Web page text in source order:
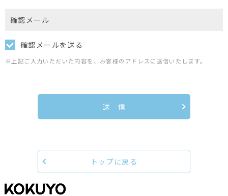
確認メール
確認メールを送る
※上記ご入力いただいた内容を、お客様のアドレスに送信いたします。
送 信
トップに戻る